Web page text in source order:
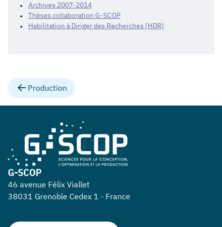
Archives 2007-2014
Thèses collaboration G-SCOP
Habilitation à Diriger des Recherches (HDR)
Production
G-SCOP
46 avenue Félix Viallet
38031 Grenoble Cedex 1 - France